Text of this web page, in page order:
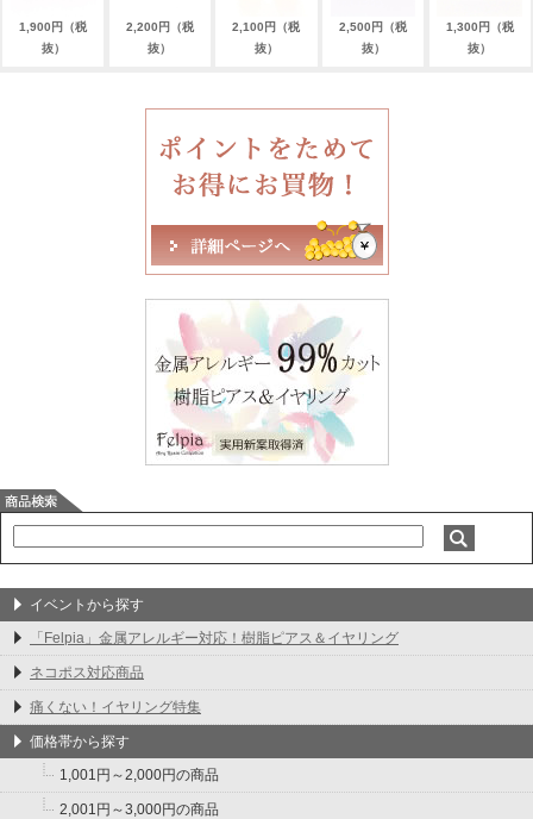
1,900円（税
抜）
2,200円（税
抜）
2,100円（税
抜）
2,500円（税
抜）
1,300円（税
抜）
イベントから探す
「Felpia」金属アレルギー対応！樹脂ピアス＆イヤリング
ネコポス対応商品
痛くない！イヤリング特集
価格帯から探す
1,001円～2,000円の商品
2,001円～3,000円の商品